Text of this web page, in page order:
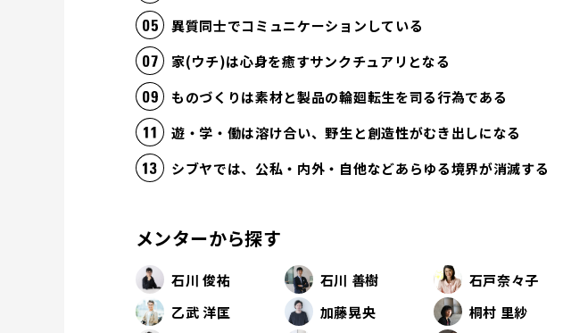
異質同士でコミュニケーションしている
家(ウチ)は心身を癒すサンクチュアリとなる
ものづくりは素材と製品の輪廻転生を司る行為である
遊・学・働は溶け合い、野生と創造性がむき出しになる
シブヤでは、公私・内外・自他などあらゆる境界が消滅する
メンターから探す
石川 俊祐 石川 善樹 石戸奈々子
乙武 洋匡
加藤晃央 桐村 里紗